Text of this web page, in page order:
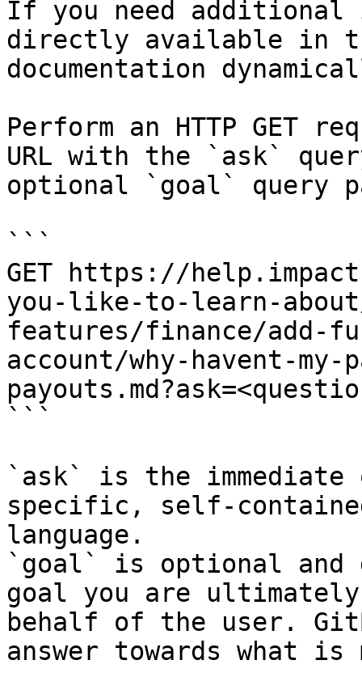
If you need
directly available in
documentation
Perform an HTTP GET
URL with the `ask`
optional `goal` query
```
GET https://
you-like-to-learn-
features/finance/add-
account/why-havent-
```
`ask` is the
specific, self-
language.
`goal` is optional and
goal you are
behalf of the user.
answer towards what